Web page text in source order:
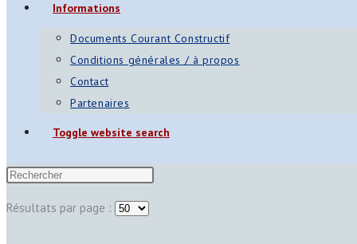
Informations
Documents Courant Constructif
Conditions générales / à propos
Contact
Partenaires
Toggle website search
Résultats par page :